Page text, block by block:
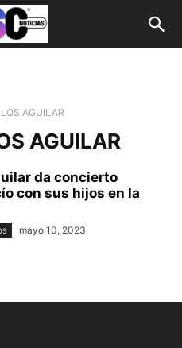
AGUILAR
AGUILAR
da concierto
con sus hijos en la
mayo 10, 2023